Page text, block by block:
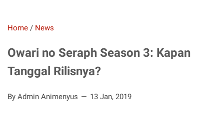
Home / News
Owari no Seraph Season 3: Kapan
Tanggal Rilisnya?
By Admin Animenyus 13 Jan, 2019